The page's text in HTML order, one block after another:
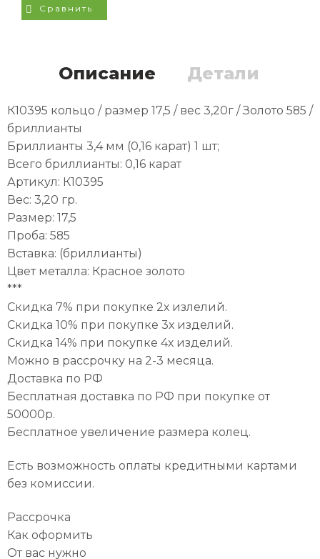
Сравнить
Описание Детали
К10395 кольцо / размер 17,5 / вес 3,20г / Золото 585 /
бриллианты
Бриллианты 3,4 мм (0,16 карат) 1 шт;
Всего бриллианты: 0,16 карат
Артикул: К10395
Вес: 3,20 гр.
Размер: 17,5
Проба: 585
Вставка: (бриллианты)
Цвет металла: Красное золото
***
Скидка 7% при покупке 2х излелий.
Скидка 10% при покупке 3х изделий.
Скидка 14% при покупке 4х изделий.
Можно в рассрочку на 2-3 месяца.
Доставка по РФ
Бесплатная доставка по РФ при покупке от
50000р.
Бесплатное увеличение размера колец.
Есть возможность оплаты кредитными картами
без комиссии.
Рассрочка
Как оформить
От вас нужно